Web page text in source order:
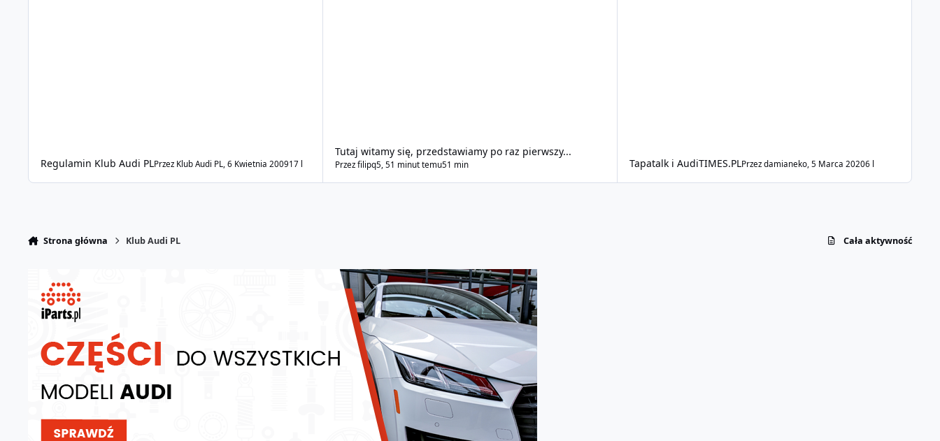
Regulamin Klub Audi PLPrzez Klub Audi PL 6 Kwietnia 200917 l
Tutaj witamy się, przedstawiamy po raz pierwszy...
Przez filipq5 51 minut temu51 min Tapatalk i AudiTIMES.PLPrzez damianeko, 5 Marca 20206 l
Strona główna Klub Audi PL Cała aktywność